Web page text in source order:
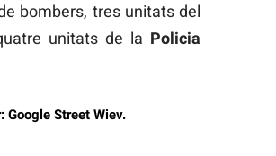
bombers, tres unitats del
unitats de la Policia
Google Street Wiev.